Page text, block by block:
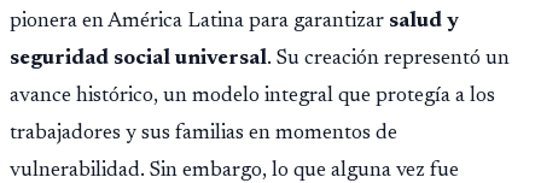
pionera en América Latina para garantizar salud y
seguridad social universal. Su creación representó un
avance histórico, un modelo integral que protegía a los
trabajadores y sus familias en momentos de
vulnerabilidad. Sin embargo, lo que alguna vez fue